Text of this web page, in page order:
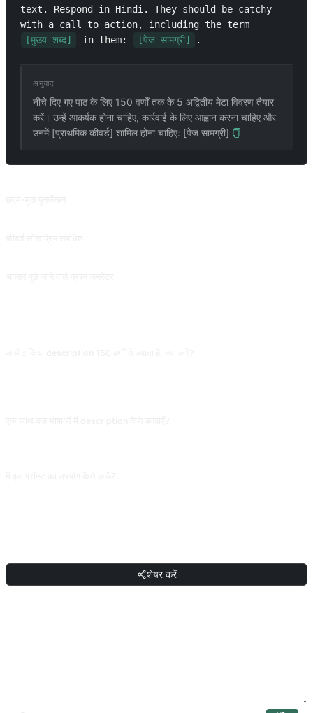
text. Respond in Hindi. They should be catchy
with a call to action, including the term
[मुख्य शब्द]
in them: [पेज सामग्री] .
अनुवाद
नीचे दिए गए पाठ के लिए 150 वर्णों तक के 5 अद्वितीय मेटा विवरण तैयार
करें। उन्हें आकर्षक होना चाहिए, कार्रवाई के लिए आह्वान करना चाहिए और
उनमें [प्राथमिक कीवर्ड] शामिल होना चाहिए: [पेज सामग्री]
शेयर करें